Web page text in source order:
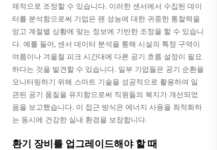
제적으로 조정할 수 있습니다. 이러한 센서에서 수집된 데이
터를 분석함으로써 기업은 팬 성능에 대한 귀중한 통찰력을
얻고 계절별 상황에 맞는 정보에 기반한 조정을 할 수 있습니
다. 예를 들어, 센서 데이터 분석을 통해 시설의 특정 구역이
여름이나 겨울철 피크 시간대에 다른 공기 흐름 설정이 필요
하다는 것을 발견할 수 있습니다. 일부 기업들은 공기 순환을
모니터링하기 위해 스마트 기술을 성공적으로 활용하여 일
관된 공기 품질을 유지함으로써 직원들의 복지가 개선되었
음을 보고했습니다. 이 접근 방식은 에너지 사용을 최적화하
는 동시에 건강한 실내 환경을 보장합니다.
환기 장비를 업그레이드해야 할 때